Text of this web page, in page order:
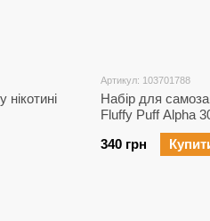
Артикул: 103701788
Набір для
Fluffy Puff Alpha
340 грн